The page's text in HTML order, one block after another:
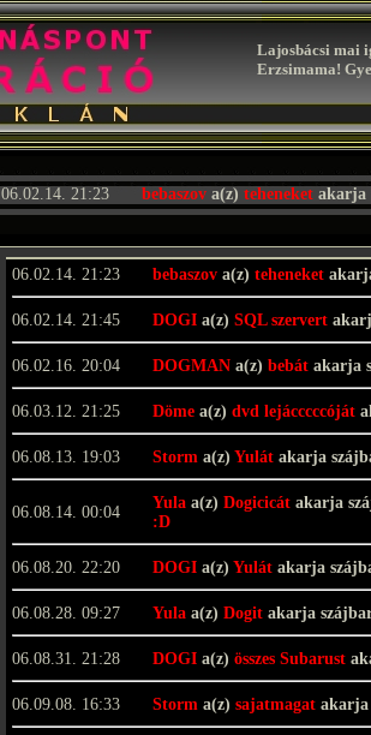
Lajosbácsi mai
Erzsimama!
06.02.14. 21:23 bebaszov a(z) teheneket akarja
06.02.14. 21:23 bebaszov a(z) teheneket
06.02.14. 21:45 DOGI a(z) SQL szervert
06.02.16. 20:04 DOGMAN a(z) bebát akarja
06.03.12. 21:25 Döme a(z) dvd lejácccccóját
06.08.13. 19:03 Storm a(z) Yulát akarja
06.08.14. 00:04
Yula a(z) Dogicicát akarja
:D
06.08.20. 22:20 DOGI a(z) Yulát akarja
06.08.28. 09:27 Yula a(z) Dogit akarja
06.08.31. 21:28 DOGI a(z) összes Subarust
06.09.08. 16:33 Storm a(z) sajatmagat